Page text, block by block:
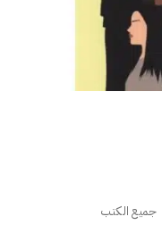
جميع الكتب